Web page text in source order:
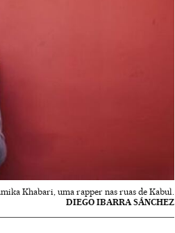
Khabari, uma rapper nas ruas de Kabul.
DIEGO IBARRA SÁNCHEZ